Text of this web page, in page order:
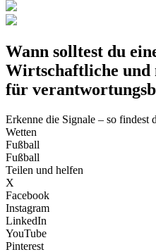
Wann solltest du
Wirtschaftliche und
für
Erkenne die Signale – so findest
Wetten
Fußball
Fußball
Teilen und helfen
X
Facebook
Instagram
LinkedIn
YouTube
Pinterest